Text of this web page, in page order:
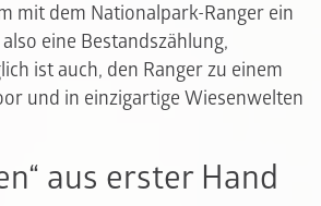
mit dem Nationalpark-Ranger ein
eine Bestandszählung,
ist auch, den Ranger zu einem
und in einzigartige Wiesenwelten
aus erster Hand